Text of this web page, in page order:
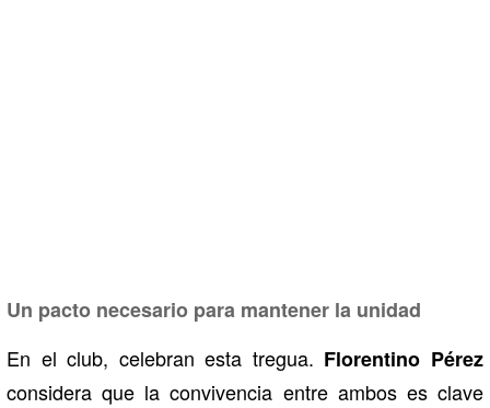
Un pacto necesario para mantener la unidad
En el club, celebran esta tregua. Florentino Pérez
considera que la convivencia entre ambos es clave